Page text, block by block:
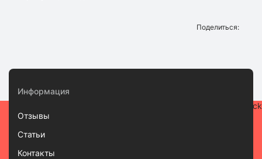
Поделиться:
Информация
Отзывы
Статьи
Контакты